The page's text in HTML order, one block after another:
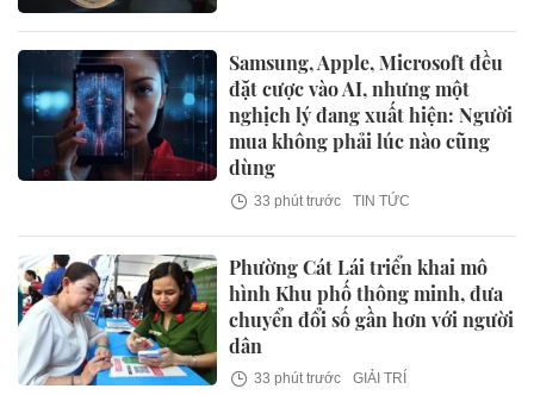
Samsung, Apple, Microsoft đều
đặt cược vào AI, nhưng một
nghịch lý đang xuất hiện: Người
mua không phải lúc nào cũng
dùng
33 phút trước TIN TỨC
Phường Cát Lái triển khai mô
hình Khu phố thông minh, đưa
chuyển đổi số gần hơn với người
dân
33 phút trước GIẢI TRÍ